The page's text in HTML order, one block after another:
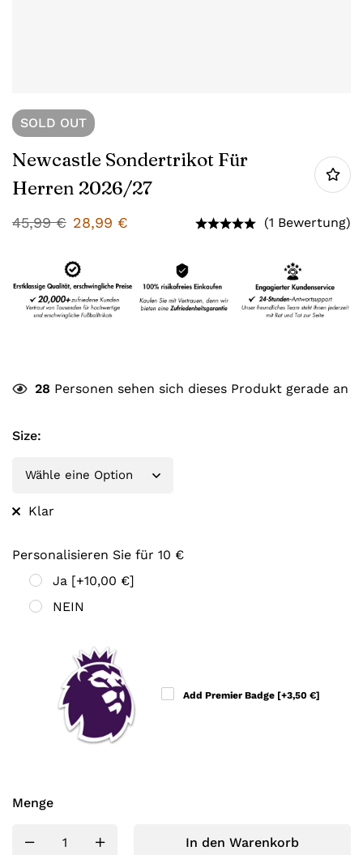
SOLD OUT
Newcastle Sondertrikot Für
Herren 2026/27
45,99€ 28,99 € (1 Bewertung)
28 Personen sehen sich dieses Produkt gerade an
Size:
Klar
Personalisieren Sie für 10 €
Ja [+10,00 €]
NEIN
Add Premier Badge [+3,50 €]
Menge
In den Warenkorb